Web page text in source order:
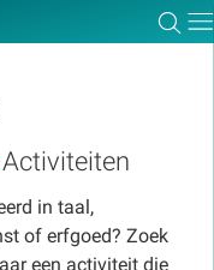
Activiteiten
in taal,
of erfgoed? Zoek
een activiteit die